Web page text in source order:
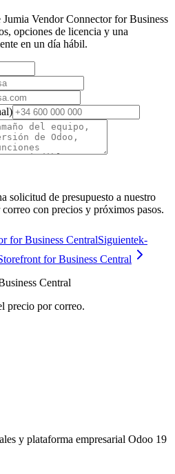
Jumia Vendor Connector for Business
opciones de licencia y una
en un día hábil.
solicitud de presupuesto a nuestro
con precios y próximos pasos.
for Business CentralSiguientek-
for Business Central
Central
precio por correo.
y plataforma empresarial Odoo 19